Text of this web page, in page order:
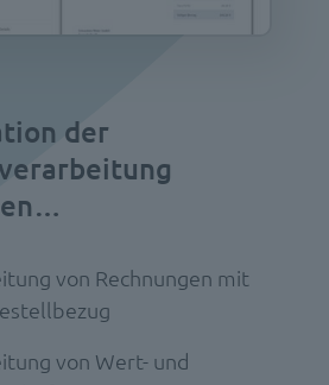
der
von Rechnungen mit
von Wert- und